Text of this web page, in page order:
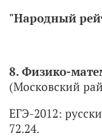
"Народный
8. Физико-
(Московский
ЕГЭ-2012:
72.24.